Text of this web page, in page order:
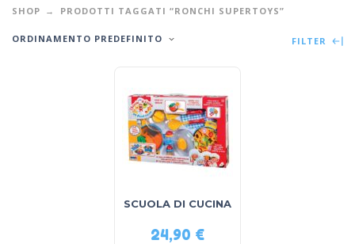
SHOP PRODOTTI TAGGATI “RONCHI SUPERTOYS”
ORDINAMENTO PREDEFINITO FILTER
SCUOLA DI CUCINA
24,90 €